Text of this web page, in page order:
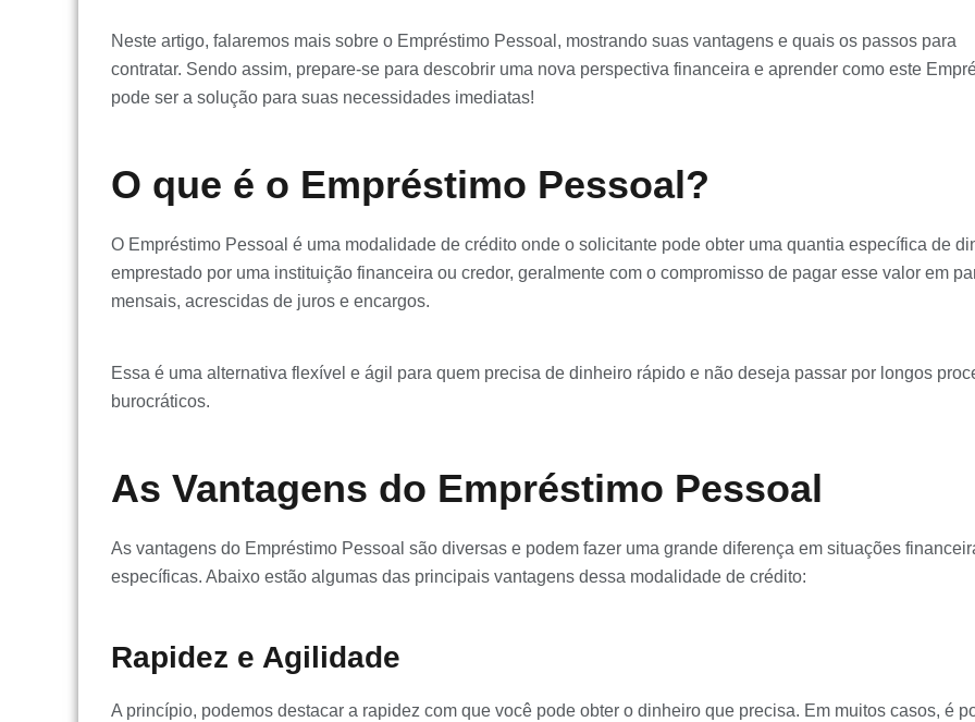
Neste artigo, falaremos mais sobre o Empréstimo Pessoal, mostrando suas vantagens e quais os passos para
contratar. Sendo assim, prepare-se para descobrir uma nova perspectiva financeira e aprender como este
pode ser a solução para suas necessidades imediatas!
O que é o Empréstimo Pessoal?
O Empréstimo Pessoal é uma modalidade de crédito onde o solicitante pode obter uma quantia específica de
emprestado por uma instituição financeira ou credor, geralmente com o compromisso de pagar esse valor em
mensais, acrescidas de juros e encargos.
Essa é uma alternativa flexível e ágil para quem precisa de dinheiro rápido e não deseja passar por longos
burocráticos.
As Vantagens do Empréstimo Pessoal
As vantagens do Empréstimo Pessoal são diversas e podem fazer uma grande diferença em situações
específicas. Abaixo estão algumas das principais vantagens dessa modalidade de crédito:
Rapidez e Agilidade
A princípio, podemos destacar a rapidez com que você pode obter o dinheiro que precisa. Em muitos casos, é